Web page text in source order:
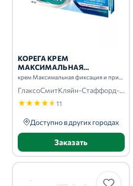
КОРЕГА КРЕМ
МАКСИМАЛЬНАЯ
ФИКСАЦИЯ И ПРИЛЕГАНИЕ
ГлаксоСмитКляйн-Стаффорд-СмитКлян Бичем-Вэлком-Оперейшнс-Фармар
★★★★★11
Доступно в других городах
Заказать